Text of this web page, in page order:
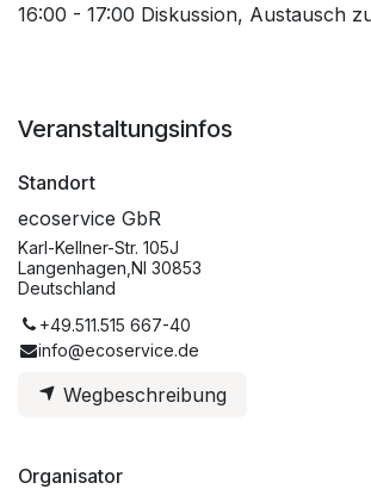
16:00 - 17:00 Diskussion, Austausch
Veranstaltungsinfos
Standort
ecoservice GbR
Karl-Kellner-Str. 105J
Langenhagen,NI 30853
Deutschland
+49.511.515 667-40
info@ecoservice.de
Wegbeschreibung
Organisator